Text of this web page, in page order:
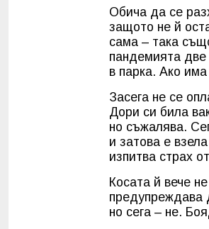
Обича да се
защото не й
сама – така
пандемията две
в парка. Ако
Засега не се
Дори си била
но съжалява.
и затова е
изпитва страх
Косата й вече
предупреждава
но сега – не.